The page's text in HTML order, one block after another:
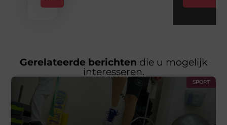
Gerelateerde berichten die u mogelijk
interesseren.
SPORT